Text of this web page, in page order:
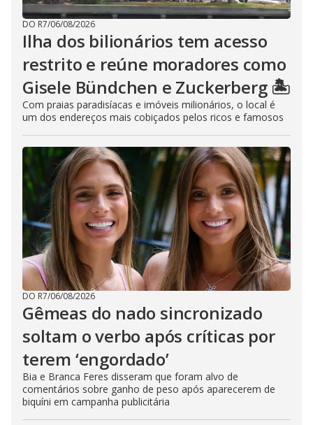
DO R7/06/08/2026
Ilha dos bilionários tem acesso
restrito e reúne moradores como
Gisele Bündchen e Zuckerberg 🏝️
Com praias paradisíacas e imóveis milionários, o local é
um dos endereços mais cobiçados pelos ricos e famosos
DO R7/06/08/2026
Gêmeas do nado sincronizado
soltam o verbo após críticas por
terem ‘engordado’
Bia e Branca Feres disseram que foram alvo de
comentários sobre ganho de peso após aparecerem de
biquíni em campanha publicitária